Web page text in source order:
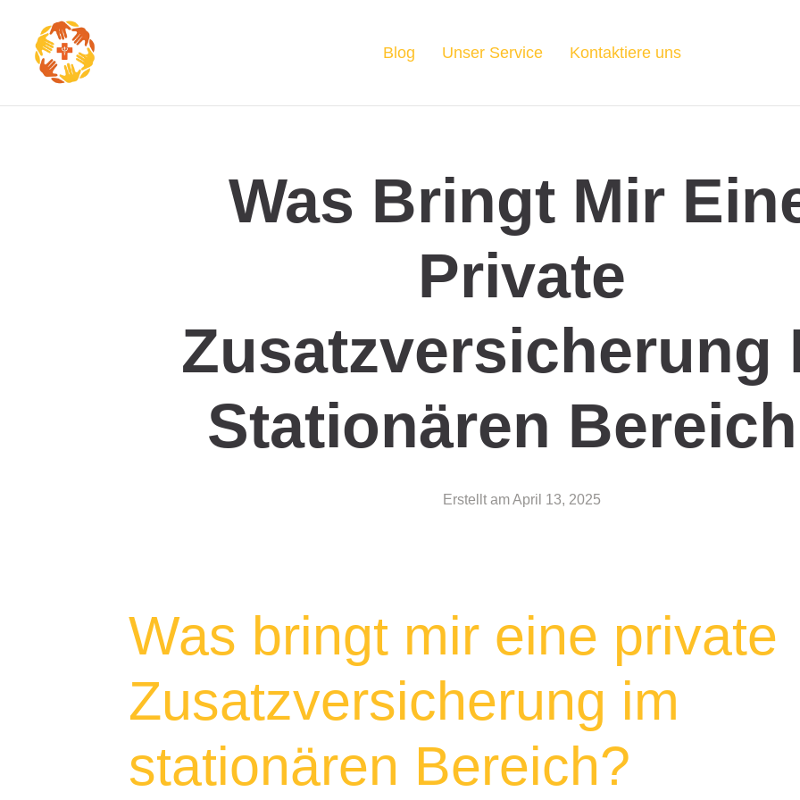
Blog Unser Service Kontaktiere uns
Was Bringt Mir
Private
Zusatzversicherung
Stationären
Erstellt amApril 13, 2025
Was bringt mir eine private
Zusatzversicherung im
stationären Bereich?